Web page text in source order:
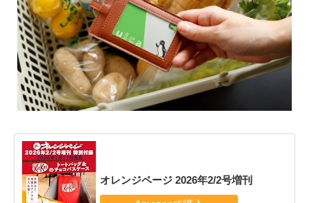
オレンジページ 2026年2/2号増刊